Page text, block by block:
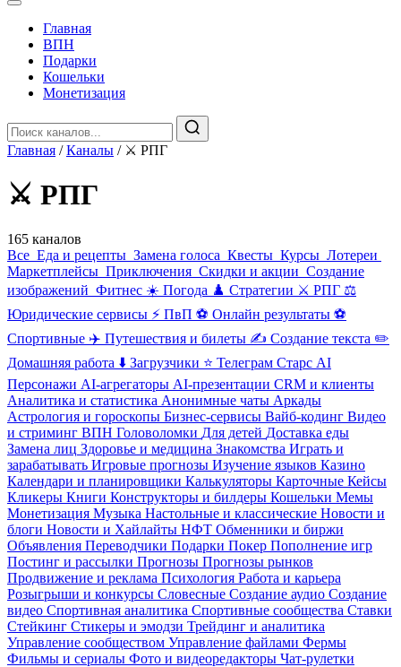
Главная
️ВПН
Подарки
Кошельки
Монетизация
Главная / Каналы / ⚔️ РПГ
⚔️ РПГ
165 каналов
Все ️ ️Еда и рецепты ️ Замена голоса ️ Квесты ‍ Курсы ️ Лотереи
Маркетплейсы ️ Приключения ️ Скидки и акции ️ Создание
изображений ️ Фитнес ☀️ Погода ♟️ Стратегии ⚔️ РПГ ⚖️
Юридические сервисы ⚡ ПвП ⚽ Онлайн результаты ⚽
Спортивные ✈️ Путешествия и билеты ✍️ Создание текста ✏️
Домашняя работа ⬇️ Загрузчики ⭐ Телеграм Старс AI
Персонажи AI-агрегаторы AI-презентации CRM и клиенты
Аналитика и статистика ️Анонимные чаты ️Аркады
Астрология и гороскопы Бизнес-сервисы Вайб-кодинг Видео
и стриминг ️ВПН Головоломки Для детей Доставка еды
Замена лиц Здоровье и медицина Знакомства Играть и
зарабатывать Игровые прогнозы Изучение языков Казино
Календари и планировщики Калькуляторы Карточные Кейсы
Кликеры Книги Конструкторы и билдеры Кошельки Мемы
Монетизация Музыка Настольные и классические Новости и
блоги Новости и Хайлайты НФТ Обменники и биржи
Объявления Переводчики Подарки Покер Пополнение игр
Постинг и рассылки Прогнозы Прогнозы рынков
Продвижение и реклама Психология Работа и карьера
Розыгрыши и конкурсы Словесные Создание аудио Создание
видео Спортивная аналитика Спортивные сообщества Ставки
Стейкинг Стикеры и эмодзи Трейдинг и аналитика
Управление сообществом Управление файлами Фермы
Фильмы и сериалы Фото и видеоредакторы Чат-рулетки